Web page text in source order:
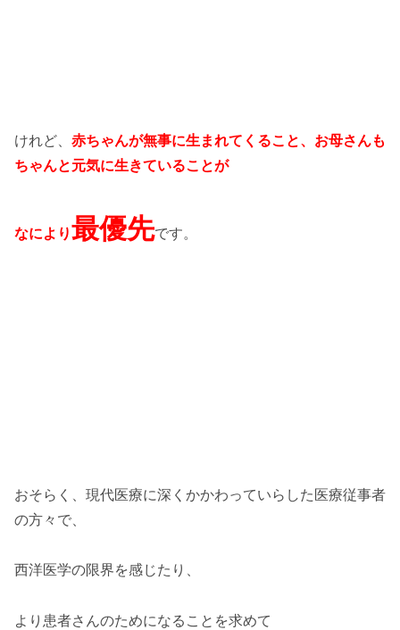
けれど、 赤ちゃんが無事に生まれてくること、お母さんも
ちゃんと元気に生きていることが
なにより最優先です。
おそらく、現代医療に深くかかわっていらした医療従事者
の方々で、
西洋医学の限界を感じたり、
より患者さんのためになることを求めて